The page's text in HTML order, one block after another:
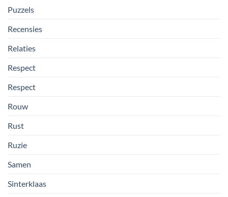
Puzzels
Recensies
Relaties
Respect
Respect
Rouw
Rust
Ruzie
Samen
Sinterklaas